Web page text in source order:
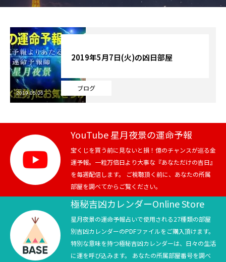
記事カテゴリー
ブログ
お知らせ
芸能界
テニス
スポーツ
競馬
テニス四大大会・五輪
テニス四大大会・五輪
ブログ
2019年5月7日(火)の凶日部屋
2019.05.06
YouTube 星月夜景の運命予報
宝くじを買う前に見ないと損！億のチャンスが巡る金
運予報。一粒万倍日より大事な『あなただけの吉日』
を毎週配信します。 ご視聴頂く前に、あなたの所属
部屋を調べてからご覧ください。
極秘吉凶カレンダーOnline Store
星月夜景の運命予報占いで使用される27種類の部屋
別吉凶カレンダーのPDFファイルをご購入頂けます。
特別な意味を持つ極秘吉凶カレンダーは、日々の生活
に運を呼び込みます。 あなたの所属部屋番号を調べ